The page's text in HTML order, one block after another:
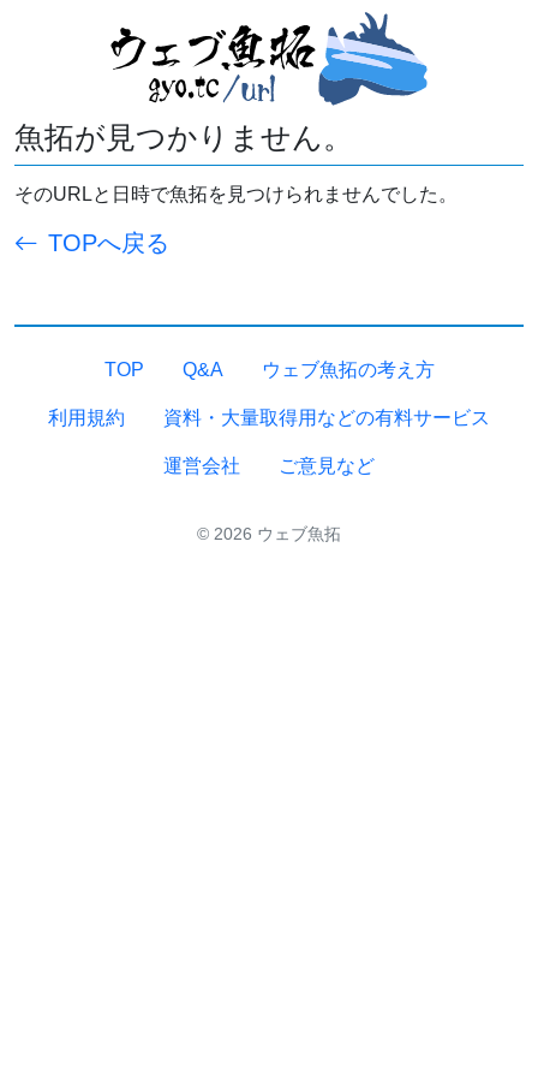
魚拓が見つかりません。
そのURLと日時で魚拓を見つけられませんでした。
TOPへ戻る
TOP Q&A ウェブ魚拓の考え方
利用規約 資料・大量取得用などの有料サービス
運営会社 ご意見など
© 2026 ウェブ魚拓